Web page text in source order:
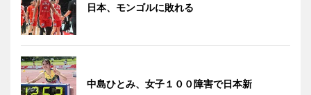
日本、モンゴルに敗れる
中島ひとみ、女子１００障害で日本新